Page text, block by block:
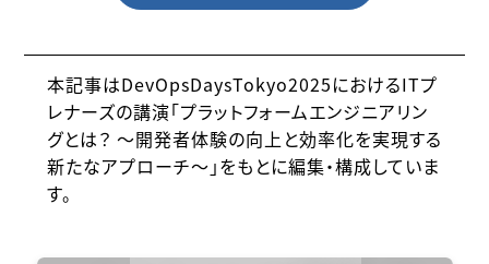
本記事はDevOpsDaysTokyo2025におけるITプ
レナーズの講演「プラットフォームエンジニアリン
グとは？ 〜開発者体験の向上と効率化を実現する
新たなアプローチ〜」をもとに編集・構成していま
す。